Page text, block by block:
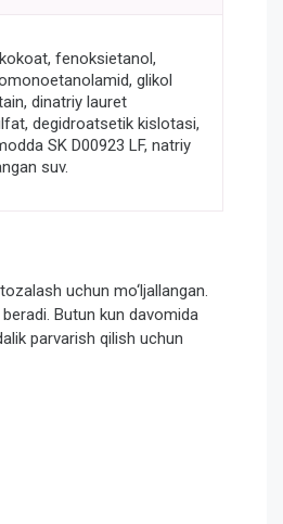
fenoksietanol,
glikol
dinatriy lauret
degidroatsetik kislotasi,
SK D00923 LF, natriy
suv.
uchun mo‘ljallangan.
Butun kun davomida
parvarish qilish uchun